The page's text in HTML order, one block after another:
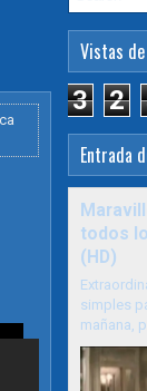
Vistas
3 2
Entrada
todos
(HD)
simples
mañana,